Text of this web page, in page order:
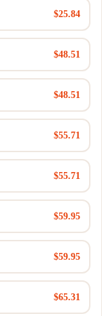
$25.84
$48.51
$48.51
$55.71
$55.71
$59.95
$59.95
$65.31